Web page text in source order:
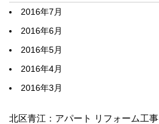
2016年7月
2016年6月
2016年5月
2016年4月
2016年3月
北区青江：アパート リフォーム工事